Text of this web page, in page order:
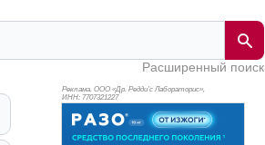
Расширенный поиск
Реклама. ООО «Др. Редди’с Лабораторис»,
ИНН: 7707321227